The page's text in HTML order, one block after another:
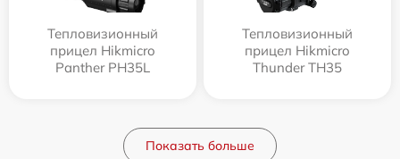
Тепловизионный
прицел Hikmicro
Panther PH35L
Тепловизионный
прицел Hikmicro
Thunder TH35
Показать больше